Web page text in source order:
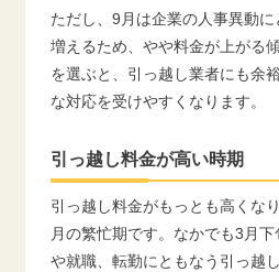
ただし、9月は企業の人事異動
増えるため、やや料金が上がる
を選ぶと、引っ越し業者にも余
な対応を受けやすくなります。
引っ越し料金が高い時期
引っ越し料金がもっとも高くな
月の繁忙期です。なかでも3月
や就職、転勤にともなう引っ越